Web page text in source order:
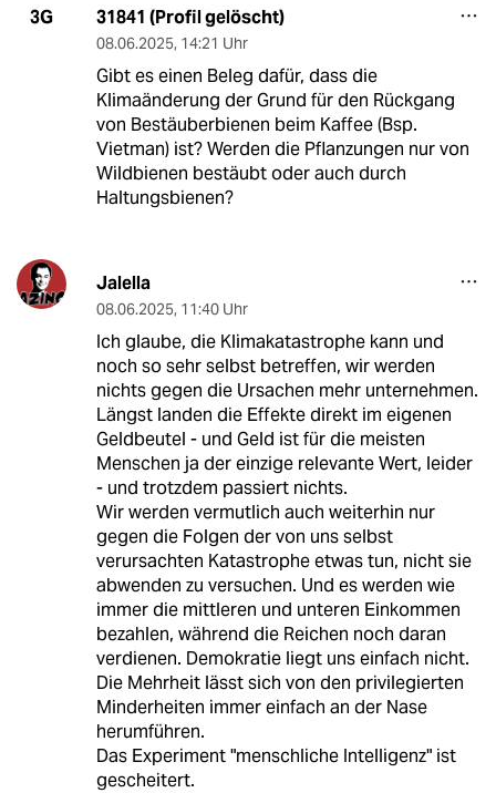
3G 31841 (Profil gelöscht)
08.06.2025, 14:21 Uhr
Gibt es einen Beleg dafür, dass die
Klimaänderung der Grund für den Rückgang
von Bestäuberbienen beim Kaffee (Bsp.
Vietman) ist? Werden die Pflanzungen nur von
Wildbienen bestäubt oder auch durch
Haltungsbienen?
Jalella
08.06.2025, 11:40 Uhr
Ich glaube, die Klimakatastrophe kann und
noch so sehr selbst betreffen, wir werden
nichts gegen die Ursachen mehr unternehmen.
Längst landen die Effekte direkt im eigenen
Geldbeutel - und Geld ist für die meisten
Menschen ja der einzige relevante Wert, leider
- und trotzdem passiert nichts.
Wir werden vermutlich auch weiterhin nur
gegen die Folgen der von uns selbst
verursachten Katastrophe etwas tun, nicht sie
abwenden zu versuchen. Und es werden wie
immer die mittleren und unteren Einkommen
bezahlen, während die Reichen noch daran
verdienen. Demokratie liegt uns einfach nicht.
Die Mehrheit lässt sich von den privilegierten
Minderheiten immer einfach an der Nase
herumführen.
Das Experiment "menschliche Intelligenz" ist
gescheitert.